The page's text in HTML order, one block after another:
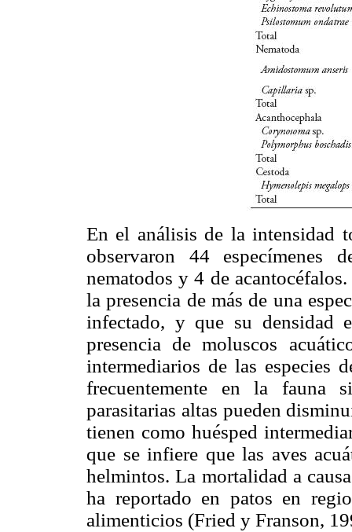
En el análisis de la intensidad
observaron 44 especímenes
nematodos y 4 de
la presencia de más de una
infectado, y que su densidad
presencia de moluscos
intermediarios de las especies
frecuentemente en la fauna
parasitarias altas pueden
tienen como huésped
que se infiere que las aves
helmintos. La mortalidad a
ha reportado en patos en
alimenticios (Fried y Franson,